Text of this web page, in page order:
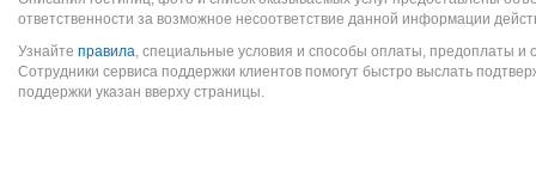
ответственности за возможное несоответствие данной информации
Узнайте правила, специальные условия и способы оплаты, предоплаты и
Сотрудники сервиса поддержки клиентов помогут быстро выслать
поддержки указан вверху страницы.